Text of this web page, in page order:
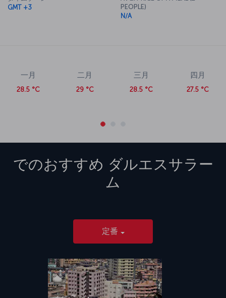
GMT +3
PEOPLE)
N/A
一月
28.5 °C
二月
29 °C
三月
28.5 °C
四月
27.5 °C
でのおすすめ ダルエスサラー
ム
定番